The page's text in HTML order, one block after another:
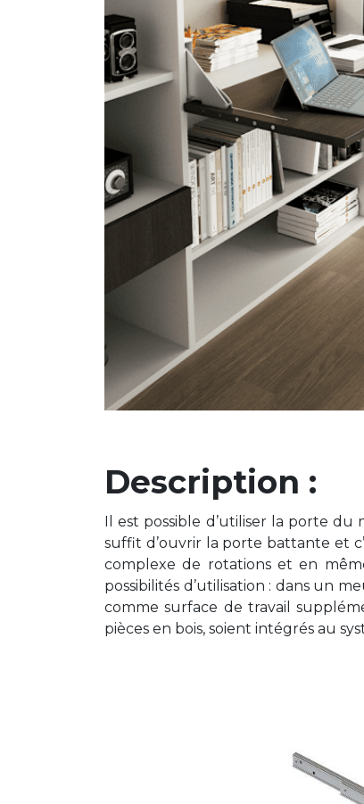
Description :
Il est possible d’utiliser la porte du
suffit d’ouvrir la porte battante et
complexe de rotations et en
possibilités d’utilisation : dans un
comme surface de travail
pièces en bois, soient intégrés au